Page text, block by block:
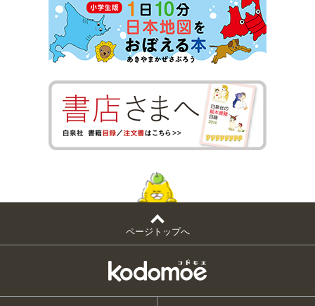
ページトップへ